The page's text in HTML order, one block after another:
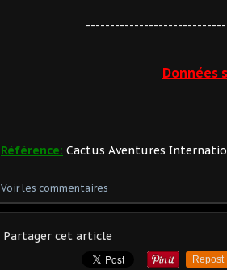
Données
Référence: Cactus Aventures
Voir les commentaires
Partager cet article
Repost